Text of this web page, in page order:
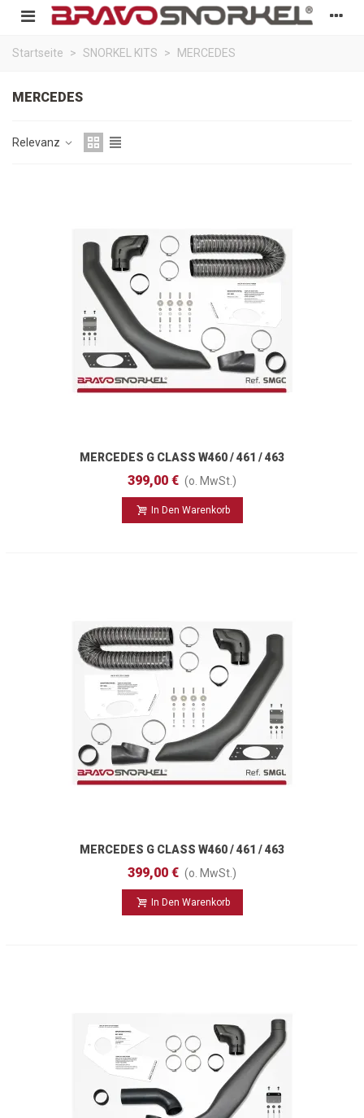
Startseite > SNORKEL KITS > MERCEDES
MERCEDES
Relevanz
MERCEDES G CLASS W460 / 461 / 463
(1979 - 2018)
399,00 € (o. MwSt.)
In Den Warenkorb
MERCEDES G CLASS W460 / 461 / 463
(1979 - 2018)
399,00 € (o. MwSt.)
In Den Warenkorb